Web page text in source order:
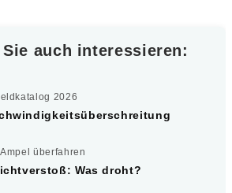
auch interessieren:
2026
überfahren
Was droht?